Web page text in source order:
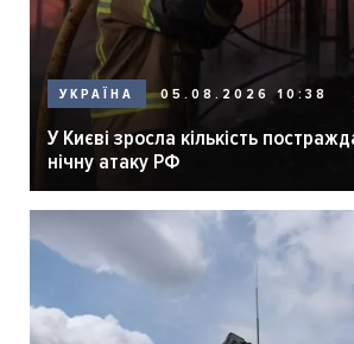
УКРАЇНА 05.08.2026 10:38
У Києві зросла кількість
нічну атаку РФ